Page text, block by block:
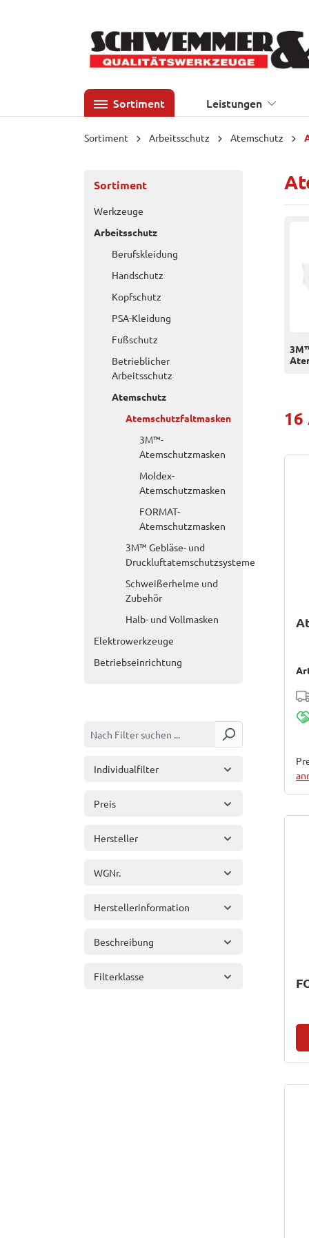
Sortiment Leistungen
Sortiment Arbeitsschutz Atemschutz
Sortiment
Werkzeuge
Arbeitsschutz
Berufskleidung
Handschutz
Kopfschutz
PSA-Kleidung
Fußschutz
Betrieblicher
Arbeitsschutz
Atemschutz
Atemschutzfaltmasken
3M™-
Atemschutzmasken
Moldex-
Atemschutzmasken
FORMAT-
Atemschutzmasken
3M™ Gebläse- und
Druckluftatemschutzsysteme
Schweißerhelme und
Zubehör
Halb- und Vollmasken
Elektrowerkzeuge
Betriebseinrichtung
Individualfilter
Preis
Hersteller
WGNr.
Herstellerinformation
Beschreibung
Filterklasse